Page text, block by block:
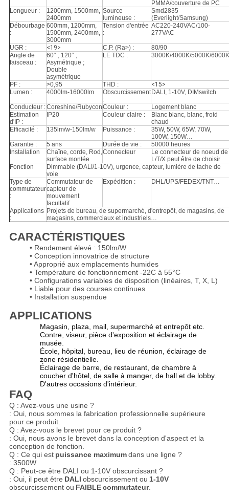
PMMA/couverture de PC
Longueur :
1200mm, 1500mm,
2400mm
Source
lumineuse :
Smd2835
(Everlight/Samsung)
Débourbage
:
600mm, 1200mm,
1500mm, 2400mm,
3000mm
Tension d'entrée
:
AC220-240VAC/100-
277VAC
UGR : <19> C.P. (Ra>) :
80/90
Angle de
faisceau :
60° ; 120° ;
Asymétrique ;
Double
asymétrique
LE TDC : 3000K/4000K/5000K/6000K
PF : >0,95 THD :
<15>
Lumen :
4000lm-16000lm
Obscurcissement
:
DALI, 1-10V, DIMswitch
Conducteur :Coreshine/RubyconCouleur :
Logement blanc
Estimation
d'IP :
IP20 Couleur claire :
Blanc blanc, blanc, froid
chaud
Efficacité :
135lm/w-150lm/w Puissance :
35W, 50W, 65W, 70W,
100W, 150W…
Garantie :
5 ans Durée de vie :
50000 heures
Installation
Chaîne, corde, Rod,
surface montée
Connecteur
Le connecteur de noeud de
L/T/X peut être de choisir
Fonction
Dimmable (DALI/1-10V), urgence, capteur, lumière de tache de
voie
Type de
commutateur
:
Commutateur de
capteur de
mouvement
facultatif
Expédition : DHL/UPS/FEDEX/TNT…
Applications
:
Projets de bureau, de supermarché, d'entrepôt, de magasins, de
magasins, commerciaux et industriels…
CARACTÉRISTIQUES
• Rendement élevé : 150lm/W
• Conception innovatrice de structure
• Approprié aux emplacements humides
• Température de fonctionnement -22C à 55°C
• Configurations variables de disposition (linéaires, T, X, L)
• Liable pour des courses continues
• Installation suspendue
APPLICATIONS
Magasin, plaza, mail, supermarché et entrepôt etc.
Contre, viseur, pièce d'exposition et éclairage de
musée.
École, hôpital, bureau, lieu de réunion, éclairage de
zone résidentielle.
Éclairage de barre, de restaurant, de chambre à
coucher d'hôtel, de salle à manger, de hall et de lobby.
D'autres occasions d'intérieur.
FAQ
Q : Avez-vous une usine ?
: Oui, nous sommes la fabrication professionnelle supérieure
pour ce produit.
Q : Avez-vous le brevet pour ce produit ?
: Oui, nous avons le brevet dans la conception d'aspect et la
conception de fonction.
Q : Ce qui est puissance maximumdans une ligne ?
: 3500W
Q : Peut-ce être DALI ou 1-10V obscurcissant ?
: Oui, il peut être DALI obscurcissement ou 1-10V
obscurcissement ou FAIBLEcommutateur.